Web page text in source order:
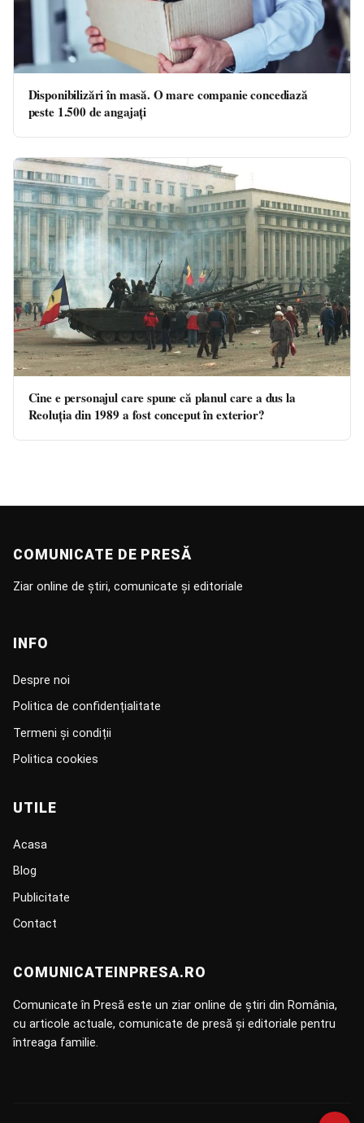
Disponibilizări în masă. O mare companie concediază
peste 1.500 de angajați
Cine e personajul care spune că planul care a dus la
Reoluția din 1989 a fost conceput în exterior?
COMUNICATE DE PRESĂ
Ziar online de știri, comunicate și editoriale
INFO
Despre noi
Politica de confidențialitate
Termeni și condiții
Politica cookies
UTILE
Acasa
Blog
Publicitate
Contact
COMUNICATEINPRESA.RO
Comunicate în Presă este un ziar online de știri din România,
cu articole actuale, comunicate de presă și editoriale pentru
întreaga familie.